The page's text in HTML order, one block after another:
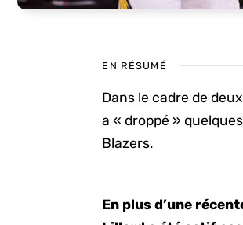
EN RÉSUMÉ
Dans le cadre de
a « droppé »
Blazers.
En plus d’une